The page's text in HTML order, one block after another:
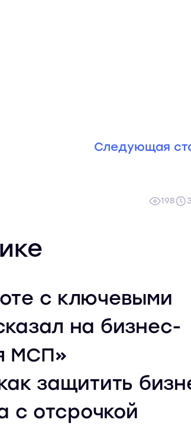
Следующая
198
с ключевыми
на бизнес-
МСП»
защитить
с отсрочкой